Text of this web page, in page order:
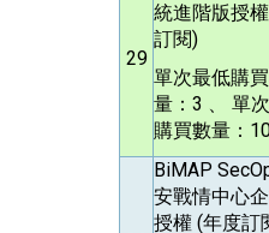
29
統進階版授
訂閱)
單次最低購
量：3 、 單
購買數量：
BiMAP
安戰情中心
授權 (年度訂